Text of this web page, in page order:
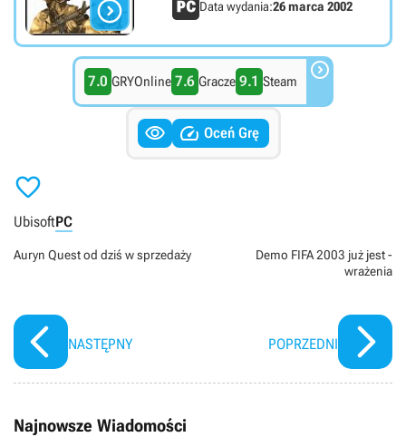
 Data wydania:26 marca 2002
7.0 GRYOnline 7.6 Gracze 9.1 Steam 
  Oceń Grę

UbisoftPC
Auryn Quest od dziś w sprzedaży
NASTĘPNY
Demo FIFA 2003 już jest -
wrażenia
POPRZEDNI
Najnowsze Wiadomości